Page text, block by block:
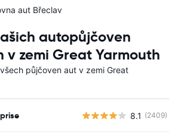
aut Břeclav
autopůjčoven
v zemi Great Yarmouth
půjčoven aut v zemi Great
8.1 (2409)